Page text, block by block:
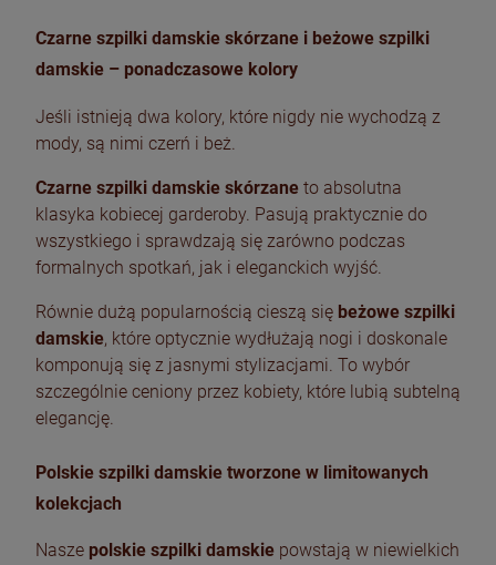
Czarne szpilki damskie skórzane i beżowe szpilki
damskie – ponadczasowe kolory
Jeśli istnieją dwa kolory, które nigdy nie wychodzą z
mody, są nimi czerń i beż.
Czarne szpilki damskie skórzane to absolutna
klasyka kobiecej garderoby. Pasują praktycznie do
wszystkiego i sprawdzają się zarówno podczas
formalnych spotkań, jak i eleganckich wyjść.
Równie dużą popularnością cieszą się beżowe szpilki
damskie, które optycznie wydłużają nogi i doskonale
komponują się z jasnymi stylizacjami. To wybór
szczególnie ceniony przez kobiety, które lubią subtelną
elegancję.
Polskie szpilki damskie tworzone w limitowanych
kolekcjach
Nasze polskie szpilki damskie powstają w niewielkich